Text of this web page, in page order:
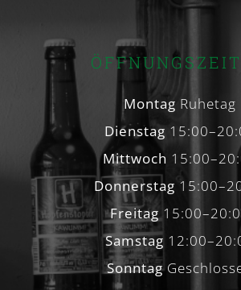
Montag Ruhetag
Dienstag
Mittwoch
Donnerstag
Freitag
Samstag
Sonntag